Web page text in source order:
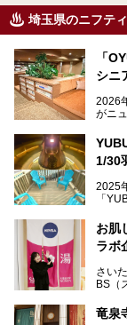
埼玉県のニフテ
「
シニ
2026
がニ
メイ
種類
てき
1/30
2025
「
今年
（ユ
湯舞
ウナ"
ど、
お肌
ラボ
さい
BS（
読者
スパ
竜泉